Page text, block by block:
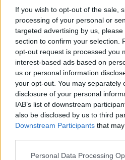
If you wish to opt-out of the sale,
processing of your personal or
targeted advertising by us,
section to confirm your selection.
opt-out request is processed you
interest-based ads based on
us or personal information
your opt-out. You may separately
disclosure of your personal
IAB’s list of downstream
also be disclosed by us to third
Downstream Participants that
Please note that this website/app
Personal Data Processing
συνασπισμό δυνάμεων.
Ακόμη και αν CDU, SPD και
ανταποκριθούν στο κάλεσμά
κοινοβουλευτική
είτε της Aριστεράς είτε της
πεδίο πειραματισμού για
Αριστεράς, SPD και
παραμένει πεδίο
εντελώς διαφορετικές
σχόλιο του πρώτου
δημόσιας τηλεόρασης.